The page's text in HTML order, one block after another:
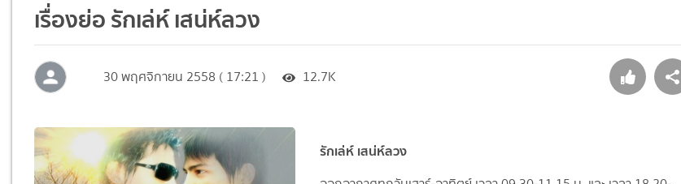
เรื่องย่อ รักเล่ห์ เสน่ห์ลวง
30 พฤศจิกายน 2558 ( 17:21 ) 12.7K
รักเล่ห์ เสน่ห์ลวง